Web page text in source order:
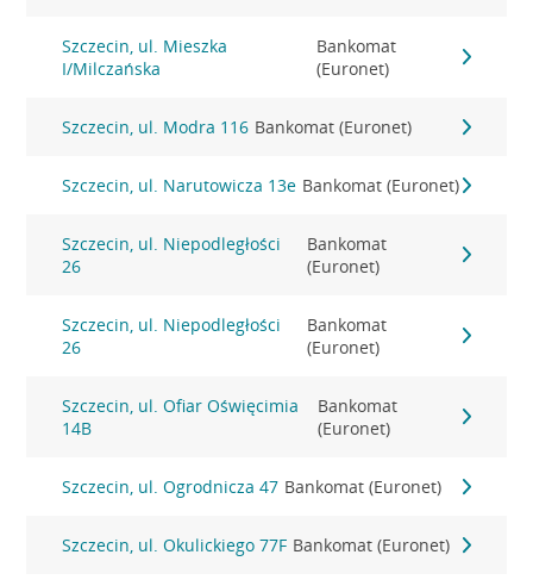
Szczecin, ul. Mieszka
I/Milczańska
Bankomat
(Euronet)
Szczecin, ul. Modra 116 Bankomat (Euronet)
Szczecin, ul. Narutowicza 13e Bankomat (Euronet)
Szczecin, ul. Niepodległości
26
Bankomat
(Euronet)
Szczecin, ul. Niepodległości
26
Bankomat
(Euronet)
Szczecin, ul. Ofiar Oświęcimia
14B
Bankomat
(Euronet)
Szczecin, ul. Ogrodnicza 47 Bankomat (Euronet)
Szczecin, ul. Okulickiego 77F Bankomat (Euronet)